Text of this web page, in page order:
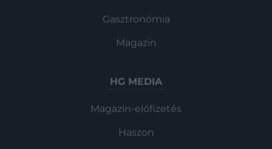
Gasztronómia
Magazin
HG MEDIA
Magazin-előfizetés
Haszon